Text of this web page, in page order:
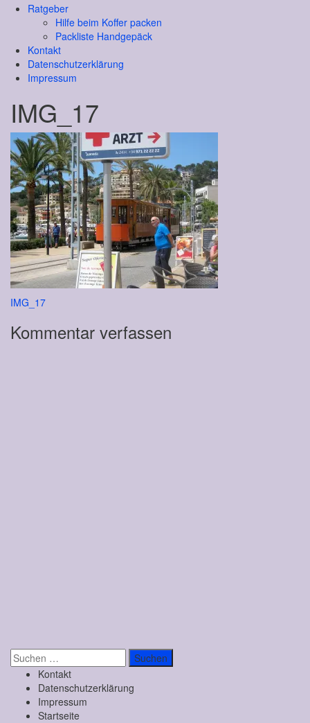
Ratgeber
Hilfe beim Koffer packen
Packliste Handgepäck
Kontakt
Datenschutzerklärung
Impressum
IMG_17
Beitragsnavigation
IMG_17
Kommentar verfassen
Suchen
nach: Kontakt
Datenschutzerklärung
Impressum
Startseite